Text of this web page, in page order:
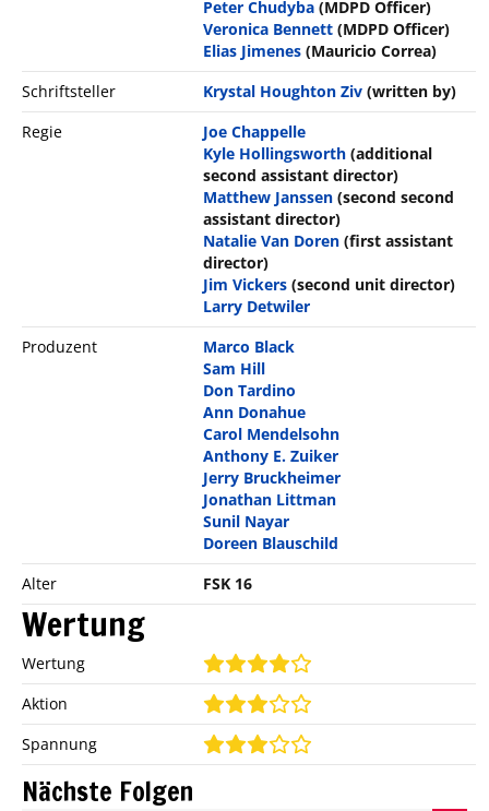
Peter Chudyba (MDPD Officer)
Veronica Bennett (MDPD Officer)
Elias Jimenes (Mauricio Correa)
Schriftsteller
Krystal Houghton Ziv (written by)
Regie
Joe Chappelle
Kyle Hollingsworth (additional
second assistant director)
Matthew Janssen (second second
assistant director)
Natalie Van Doren (first assistant
director)
Jim Vickers (second unit director)
Larry Detwiler
Produzent
Marco Black
Sam Hill
Don Tardino
Ann Donahue
Carol Mendelsohn
Anthony E. Zuiker
Jerry Bruckheimer
Jonathan Littman
Sunil Nayar
Doreen Blauschild
Alter
FSK 16
Wertung
Wertung
Aktion
Spannung
Nächste Folgen